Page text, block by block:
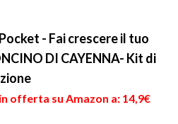
- Fai crescere il tuo
DI CAYENNA- Kit di
in offerta su Amazon a: 14,9€